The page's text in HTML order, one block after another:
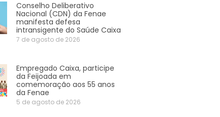
Conselho Deliberativo
Nacional (CDN) da Fenae
manifesta defesa
intransigente do Saúde Caixa
7 de agosto de 2026
Empregado Caixa, participe
da Feijoada em
comemoração aos 55 anos
da Fenae
5 de agosto de 2026